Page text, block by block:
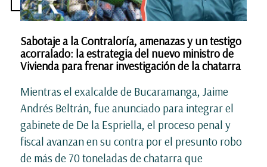
Sabotaje a la Contraloría, amenazas y un testigo
acorralado: la estrategia del nuevo ministro de
Vivienda para frenar investigación de la chatarra
Mientras el exalcalde de Bucaramanga, Jaime
Andrés Beltrán, fue anunciado para integrar el
gabinete de De la Espriella, el proceso penal y
fiscal avanzan en su contra por el presunto robo
de más de 70 toneladas de chatarra que